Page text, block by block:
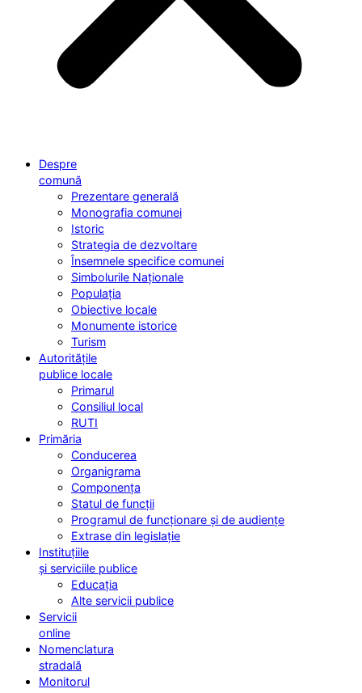
Despre
comună
Prezentare generală
Monografia comunei
Istoric
Strategia de dezvoltare
Însemnele specifice comunei
Simbolurile Naționale
Populația
Obiective locale
Monumente istorice
Turism
Autoritățile
publice locale
Primarul
Consiliul local
RUTI
Primăria
Conducerea
Organigrama
Componența
Statul de funcții
Programul de funcționare și de audiențe
Extrase din legislație
Instituțiile
și serviciile publice
Educația
Alte servicii publice
Servicii
online
Nomenclatura
stradală
Monitorul